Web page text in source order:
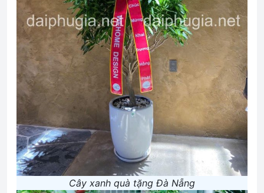
Cây xanh quà tặng Đà Nẵng